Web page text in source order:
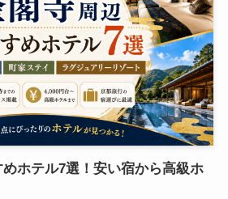
ホテル7選！安い宿から高級ホ